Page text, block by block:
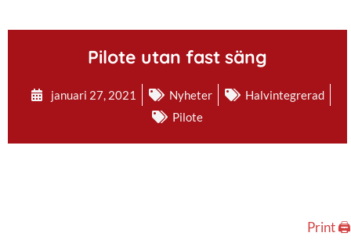
Pilote utan fast säng
januari 27, 2021 Nyheter
Halvintegrerad
Pilote
Print 🖨